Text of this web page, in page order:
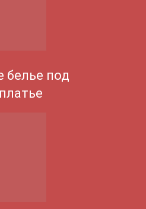
белье под